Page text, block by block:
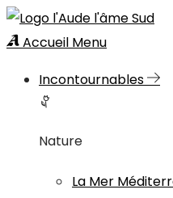
Accueil Menu
Incontournables
Nature
La Mer